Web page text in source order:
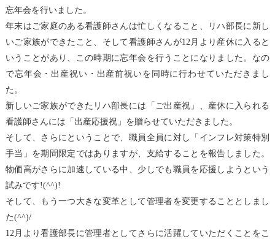
忘年会を行いました。
年末はご家庭のある看護師さんは忙しくなること、リハ部長に新し
いご家族ができたこと、そして看護師さんが12月より産休に入ると
いうことがあり、この時期に忘年会を行うことになりました。なの
で忘年会・出産祝い・出産前祝いを同時に行わせていただきまし
た。
新しいご家族ができたリハ部長には「ご出産祝」、産休に入られる
看護師さんには「出産応援祝」を贈らせていただきました。
そして、さらにということで、職員全員に対し「インフレ対策特別
手当」を期間限定ではありますが、支給することを報告しました。
物価高がさらに加速している中、少しでも職員を応援しようという
試みです!(^^)!
そして、もう一つ大きな変革として管理者を変更することとしまし
た(^^)/
12月より看護部長に管理者としてさらに活躍していただくことをこ